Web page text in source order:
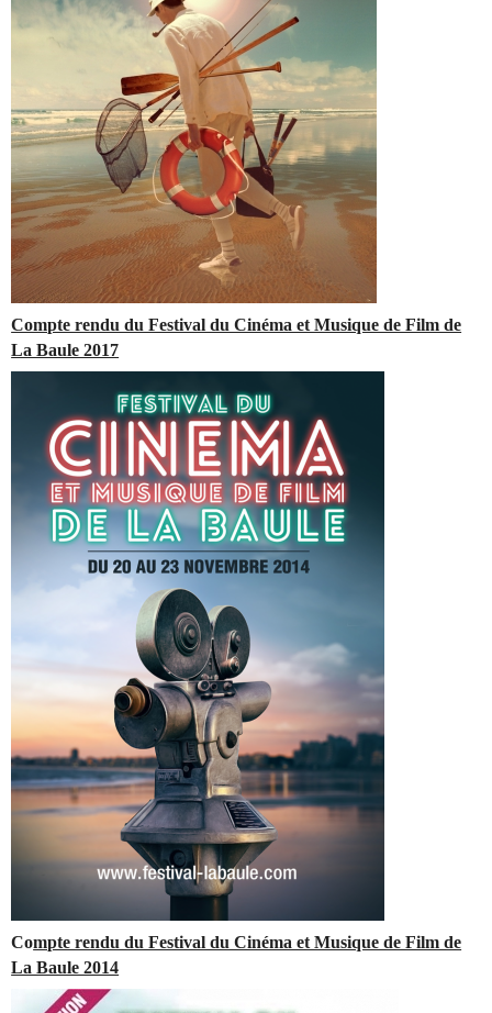
Compte rendu du Festival du Cinéma et Musique de Film de
La Baule 2017
Compte rendu du Festival du Cinéma et Musique de Film de
La Baule 2014